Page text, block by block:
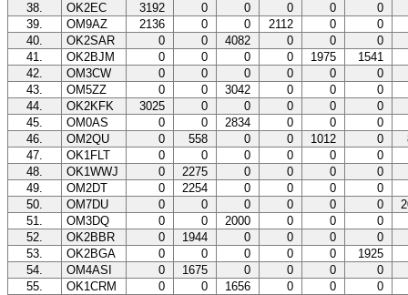
38.
OK2EC 3192 0 0 0 0
0
39.
OM9AZ 2136 0 0 2112 0
0
40.
OK2SAR 0 0 4082 0 0
0
41.
OK2BJM 0 0 0 0 1975
1541
42.
OM3CW 0 0 0 0 0
0
43.
OM5ZZ 0 0 3042 0 0
0
44.
OK2KFK 3025 0 0 0 0
0
45.
OM0AS 0 0 2834 0 0
0
46.
OM2QU 0 558 0 0 1012 0
47.
OK1FLT 0 0 0 0 0
0
48.
OK1WWJ 0 2275 0 0 0
0
49.
OM2DT 0 2254 0 0 0
0
50.
OM7DU 0 0 0 0 0 0
51.
OM3DQ 0 0 2000 0 0
0
52.
OK2BBR 0 1944 0 0 0
0
53.
OK2BGA 0 0 0 0 0
1925
54.
OM4ASI 0 1675 0 0 0
0
55.
OK1CRM 0 0 1656 0 0
0